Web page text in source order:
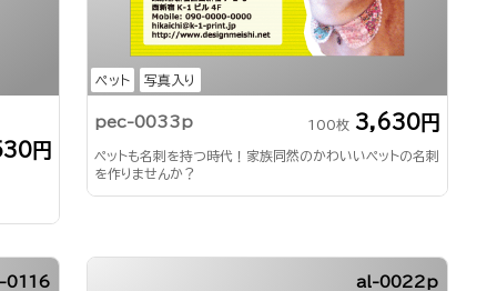
円
ペット 写真入り
pec-0033p 100枚 3,630円
ペットも名刺を持つ時代！家族同然のかわいいペットの名刺
を作りませんか？
0116 al-0022p